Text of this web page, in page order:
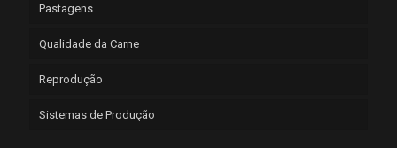
Pastagens
Qualidade da Carne
Reprodução
Sistemas de Produção